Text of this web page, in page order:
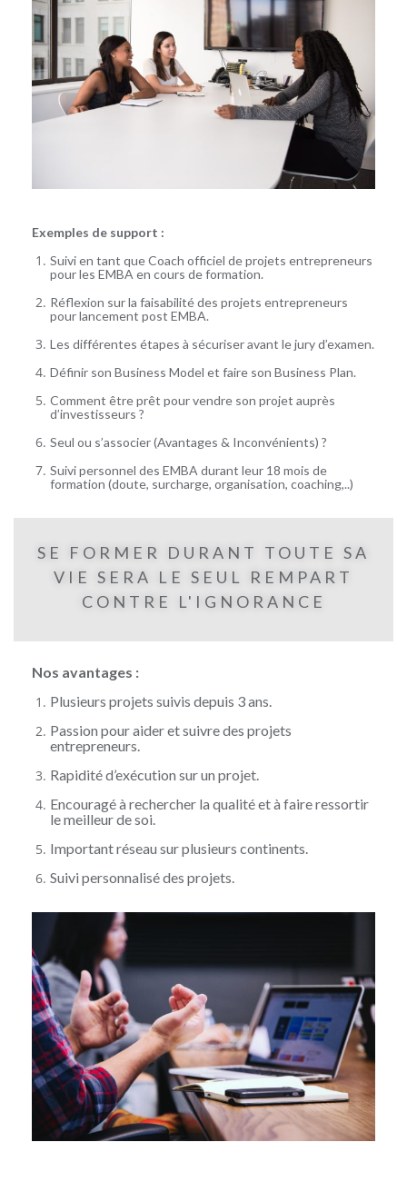
Exemples de support :
Suivi en tant que Coach officiel de projets entrepreneurs
pour les EMBA en cours de formation.
Réflexion sur la faisabilité des projets entrepreneurs
pour lancement post EMBA.
Les différentes étapes à sécuriser avant le jury d’examen.
Définir son Business Model et faire son Business Plan.
Comment être prêt pour vendre son projet auprès
d’investisseurs ?
Seul ou s’associer (Avantages & Inconvénients) ?
Suivi personnel des EMBA durant leur 18 mois de
formation (doute, surcharge, organisation, coaching,..)
SE FORMER DURANT TOUTE SA
VIE SERA LE SEUL REMPART
CONTRE L'IGNORANCE
Nos avantages :
Plusieurs projets suivis depuis 3 ans.
Passion pour aider et suivre des projets
entrepreneurs.
Rapidité d’exécution sur un projet.
Encouragé à rechercher la qualité et à faire ressortir
le meilleur de soi.
Important réseau sur plusieurs continents.
Suivi personnalisé des projets.